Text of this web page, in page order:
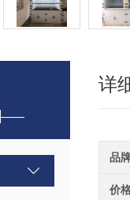
详
品
价